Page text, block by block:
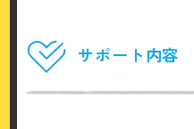
サポート内容